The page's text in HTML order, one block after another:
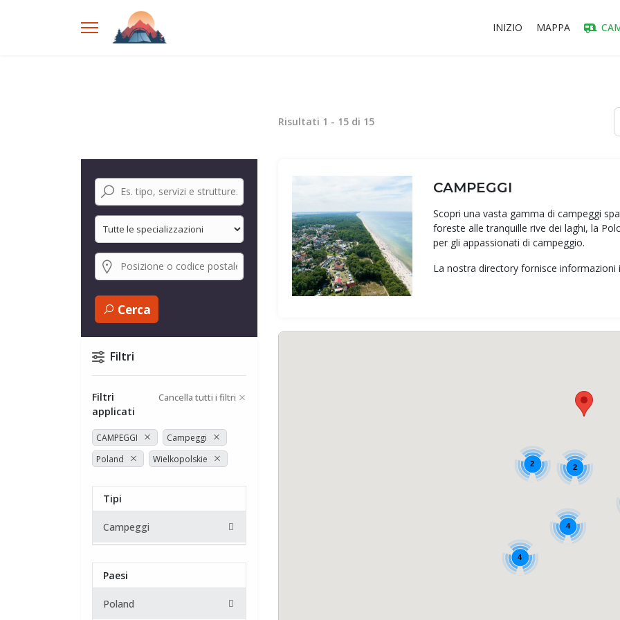
INIZIO MAPPA
Risultati 1 - 15 di 15
Cerca
Filtri
Filtri
applicati
Cancella tutti i filtri
CAMPEGGI
Campeggi
Poland
Wielkopolskie
Tipi
Campeggi
Paesi
Poland
CAMPEGGI
Scopri una vasta gamma di campeggi
foreste alle tranquille rive dei laghi, la
per gli appassionati di campeggio.
La nostra directory fornisce
4
2
4
2